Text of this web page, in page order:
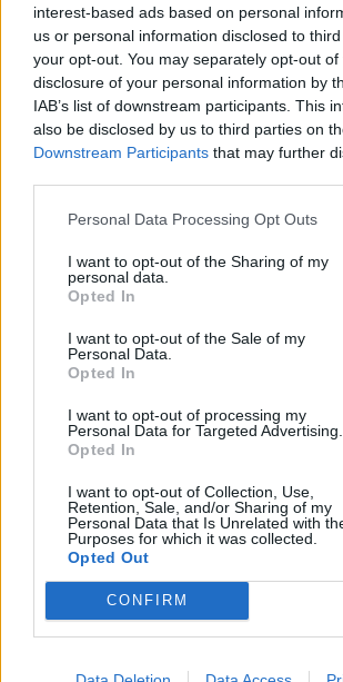
interest-based ads based on personal
us or personal information disclosed to
your opt-out. You may separately opt-out
disclosure of your personal information by
IAB’s list of downstream participants. This
also be disclosed by us to third parties on
Downstream Participants that may further
Personal Data Processing Opt Outs
I want to opt-out of the Sharing of my
personal data.
Opted In
I want to opt-out of the Sale of my
Personal Data.
Opted In
I want to opt-out of processing my
Personal Data for Targeted Advertising.
Opted In
I want to opt-out of Collection, Use,
Retention, Sale, and/or Sharing of my
Personal Data that Is Unrelated with
Purposes for which it was collected.
Opted Out
CONFIRM
Horoskopai
Daugelis talentingų virėjų
Zodiako ženklais